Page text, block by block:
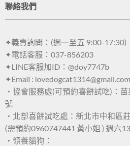
聯絡我們
✦義賣詢問：(週一至五 9:00-17:30)
✦電話客服：037-856203
✦LINE客服加ID：@doy7747b
✦Email : lovedogcat1314@gmail.com
・協會服務處(可預約喜餅試吃)：
號
・北部喜餅試吃處：新北市中和區
(需預約0960747441 黃小姐 ) 週六
・領養貓狗：